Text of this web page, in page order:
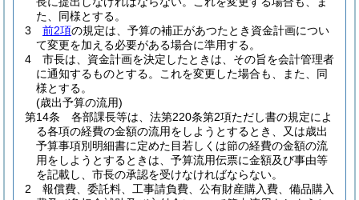
た、同様とする。
3
前2項の規定は、予算の補正があつたとき資金計画につい
て変更を加える必要がある場合に準用する。
4
市長は、資金計画を決定したときは、その旨を会計管理者
に通知するものとする。
これを変更した場合も、また、同
様とする。
(歳出予算の流用)
第14条
各部課長等は、法第220条第2項ただし書の規定によ
る各項の経費の金額の流用をしようとするとき、又は歳出
予算事項別明細書に定めた目若しくは節の経費の金額の流
用をしようとするときは、予算流用伝票に金額及び事由等
を記載し、市長の承認を受けなければならない。
2
報償費、委託料、工事請負費、公有財産購入費、備品購入